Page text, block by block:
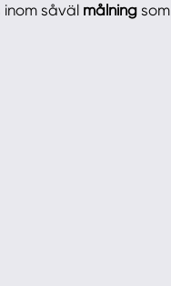
såväl målning som